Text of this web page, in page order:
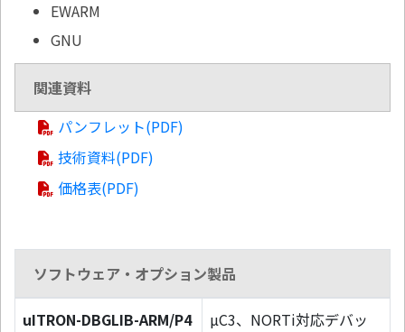
EWARM
GNU
関連資料
パンフレット(PDF)
技術資料(PDF)
価格表(PDF)
ソフトウェア・オプション製品
uITRON-DBGLIB-ARM/P4
µC3、NORTi対応デバッ